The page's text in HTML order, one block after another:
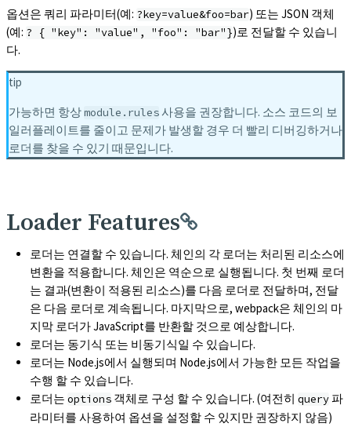
옵션은 쿼리 파라미터(예: ?key=value&foo=bar) 또는 JSON 객체
(예: ? { "key": "value", "foo": "bar"})로 전달할 수 있습니
다.
tip
가능하면 항상module.rules사용을 권장합니다. 소스 코드의 보
일러플레이트를 줄이고 문제가 발생할 경우 더 빨리 디버깅하거나
로더를 찾을 수 있기 때문입니다.
Loader Features
로더는 연결할 수 있습니다. 체인의 각 로더는 처리된 리소스에
변환을 적용합니다. 체인은 역순으로 실행됩니다. 첫 번째 로더
는 결과(변환이 적용된 리소스)를 다음 로더로 전달하며, 전달
은 다음 로더로 계속됩니다. 마지막으로, webpack은 체인의 마
지막 로더가 JavaScript를 반환할 것으로 예상합니다.
로더는 동기식 또는 비동기식일 수 있습니다.
로더는 Node.js에서 실행되며 Node.js에서 가능한 모든 작업을
수행 할 수 있습니다.
로더는 options 객체로 구성 할 수 있습니다. (여전히 query 파
라미터를 사용하여 옵션을 설정할 수 있지만 권장하지 않음)